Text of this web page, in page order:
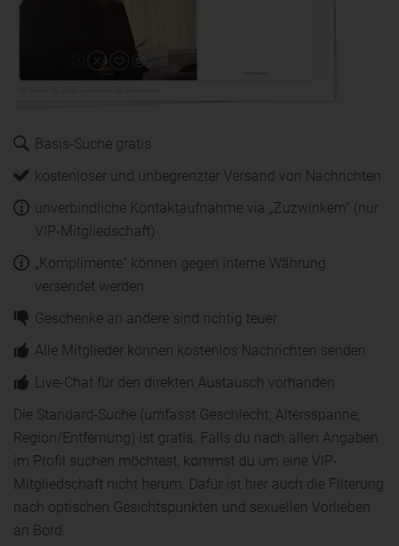
Basis-Suche gratis
kostenloser und unbegrenzter Versand von Nachrichten
unverbindliche Kontaktaufnahme via „Zuzwinkern“ (nur
VIP-Mitgliedschaft)
„Komplimente“ können gegen interne Währung
versendet werden
Geschenke an andere sind richtig teuer
Alle Mitglieder können kostenlos Nachrichten senden
Live-Chat für den direkten Austausch vorhanden
Die Standard-Suche (umfasst Geschlecht, Altersspanne,
Region/Entfernung) ist gratis. Falls du nach allen Angaben
im Profil suchen möchtest, kommst du um eine VIP-
Mitgliedschaft nicht herum. Dafür ist hier auch die Filterung
nach optischen Gesichtspunkten und sexuellen Vorlieben
an Bord.